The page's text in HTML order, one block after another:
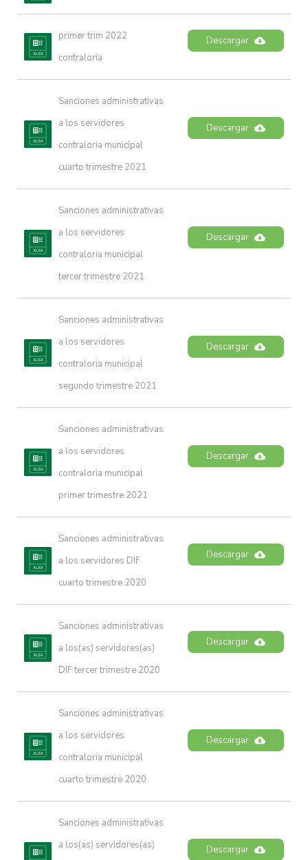
primer trim 2022
contraloría
Descargar
Sanciones administrativas
a los servidores
contraloria municipal
cuarto trimestre 2021
Descargar
Sanciones administrativas
a los servidores
contraloria municipal
tercer trimestre 2021
Descargar
Sanciones administrativas
a los servidores
contraloria municipal
segundo trimestre 2021
Descargar
Sanciones administrativas
a los servidores
contraloria municipal
primer trimestre 2021
Descargar
Sanciones administrativas
a los servidores DIF
cuarto trimestre 2020
Descargar
Sanciones administrativas
a los(as) servidores(as)
DIF tercer trimestre 2020
Descargar
Sanciones administrativas
a los servidores
contraloria municipal
cuarto trimestre 2020
Descargar
Sanciones administrativas
a los(as) servidores(as)
Descargar